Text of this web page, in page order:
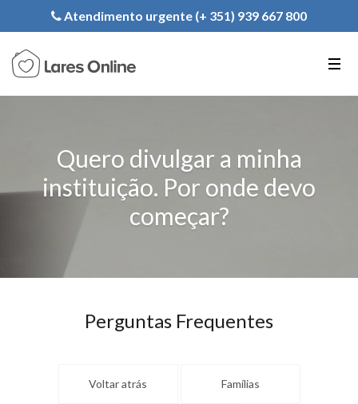
Registe a sua Instituição
Atendimento urgente (+ 351) 939 667 800
Quero divulgar a minha
instituição. Por onde devo
começar?
Perguntas Frequentes
Voltar atrás Famílias